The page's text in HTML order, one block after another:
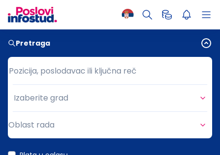
Pretraga
Pozicija, poslodavac ili ključna reč
Pozicija, poslodavac ili ključna reč
Grad
Izaberite grad
Oblast rada